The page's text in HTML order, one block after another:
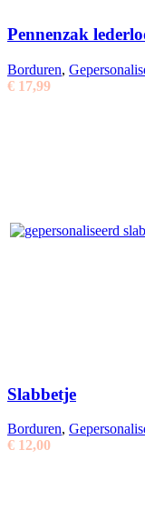
Pennenzak
Borduren,
€ 17,99
Slabbetje
Borduren,
€ 12,00